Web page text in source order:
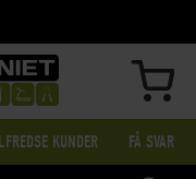
KUNDER FÅ SVAR